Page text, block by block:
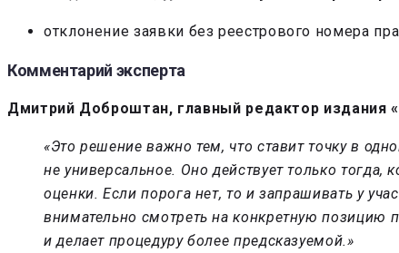
отклонение заявки без реестрового номера
Комментарий эксперта
Дмитрий Доброштан, главный редактор издания
«Это решение важно тем, что ставит точку в
не универсальное. Оно действует только
оценки. Если порога нет, то и запрашивать у
внимательно смотреть на конкретную
и делает процедуру более предсказуемой.»